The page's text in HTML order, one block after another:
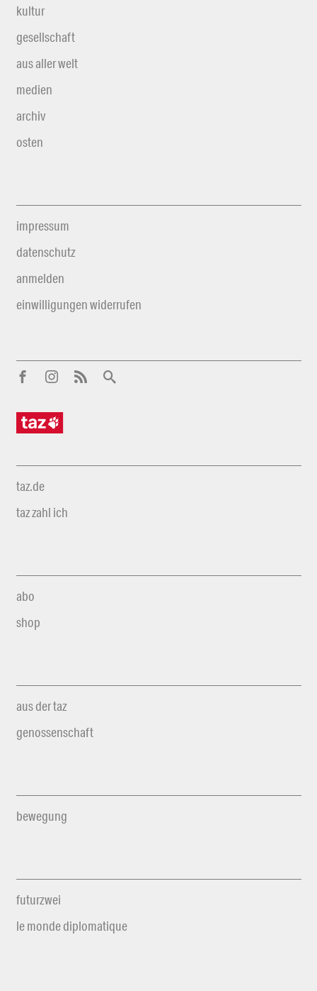
kultur
gesellschaft
aus aller welt
medien
archiv
osten
impressum
datenschutz
anmelden
einwilligungen widerrufen
taz.de
taz zahl ich
abo
shop
aus der taz
genossenschaft
bewegung
futurzwei
le monde diplomatique